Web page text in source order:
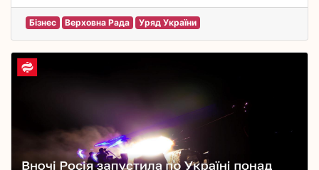
Бізнес Верховна Рада Уряд України